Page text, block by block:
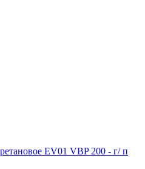
EV01 VBP 200 - г/ п